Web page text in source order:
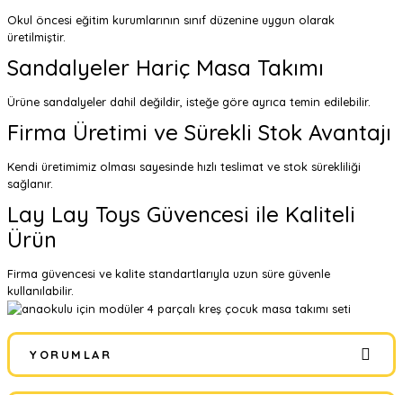
Okul öncesi eğitim kurumlarının sınıf düzenine uygun olarak
üretilmiştir.
Sandalyeler Hariç Masa Takımı
Ürüne sandalyeler dahil değildir, isteğe göre ayrıca temin edilebilir.
Firma Üretimi ve Sürekli Stok Avantajı
Kendi üretimimiz olması sayesinde hızlı teslimat ve stok sürekliliği
sağlanır.
Lay Lay Toys Güvencesi ile Kaliteli
Ürün
Firma güvencesi ve kalite standartlarıyla uzun süre güvenle
kullanılabilir.
YORUMLAR